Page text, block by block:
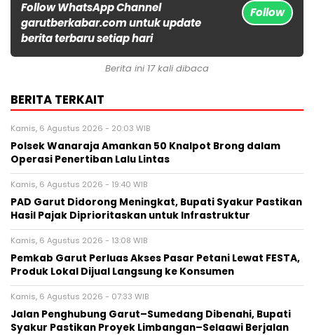
Follow WhatsApp Channel
garutberkabar.com untuk update
berita terbaru setiap hari
Follow
Berita ini 17 kali dibaca
BERITA TERKAIT
Kamis, 6 Agustus 2026 - 20:03 WIB
Polsek Wanaraja Amankan 50 Knalpot Brong dalam
Operasi Penertiban Lalu Lintas
Kamis, 6 Agustus 2026 - 19:40 WIB
PAD Garut Didorong Meningkat, Bupati Syakur Pastikan
Hasil Pajak Diprioritaskan untuk Infrastruktur
Kamis, 6 Agustus 2026 - 13:08 WIB
Pemkab Garut Perluas Akses Pasar Petani Lewat FESTA,
Produk Lokal Dijual Langsung ke Konsumen
Kamis, 6 Agustus 2026 - 07:33 WIB
Jalan Penghubung Garut–Sumedang Dibenahi, Bupati
Syakur Pastikan Proyek Limbangan–Selaawi Berjalan